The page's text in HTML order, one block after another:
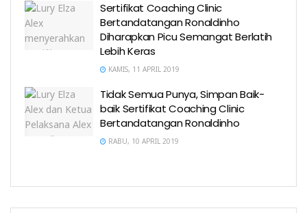
Sertifikat Coaching Clinic
Bertandatangan Ronaldinho
Diharapkan Picu Semangat Berlatih
Lebih Keras
KAMIS, 11 APRIL 2019
Tidak Semua Punya, Simpan Baik-
baik Sertifikat Coaching Clinic
Bertandatangan Ronaldinho
RABU, 10 APRIL 2019